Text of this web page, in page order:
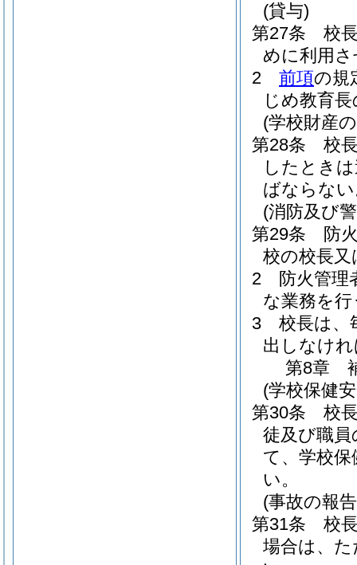
(貸与)
第27条
校
めに利用
2
前項の規
じめ教育
(学校財産
第28条
校
したとき
ばならな
(消防及び
第29条
防
校の校長
2
防火管理
な業務を行
3
校長は、
出しなけ
第8章
(学校保健
第30条
校
徒及び職
て、学校
い。
(事故の報
第31条
校
場合は、